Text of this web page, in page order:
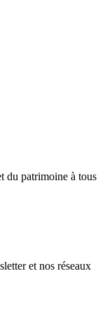
du patrimoine à tous
et nos réseaux